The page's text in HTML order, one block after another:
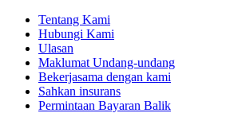
Tentang Kami
Hubungi Kami
Ulasan
Maklumat Undang-undang
Bekerjasama dengan kami
Sahkan insurans
Permintaan Bayaran Balik